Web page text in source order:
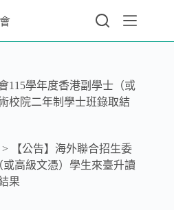
115學年度香港副學士（或
校院二年制學士班錄取結
>
【公告】海外聯合招生委
高級文憑）學生來臺升讀
果